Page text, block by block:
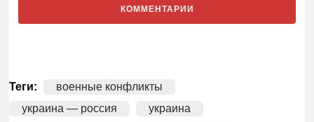
КОММЕНТАРИИ
Теги:
военные конфликты
украина — россия
украина